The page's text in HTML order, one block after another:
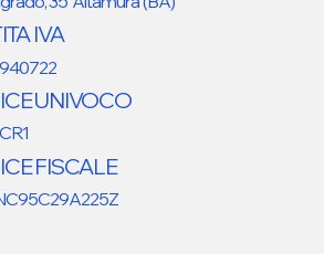
IVA
UNIVOCO
FISCALE